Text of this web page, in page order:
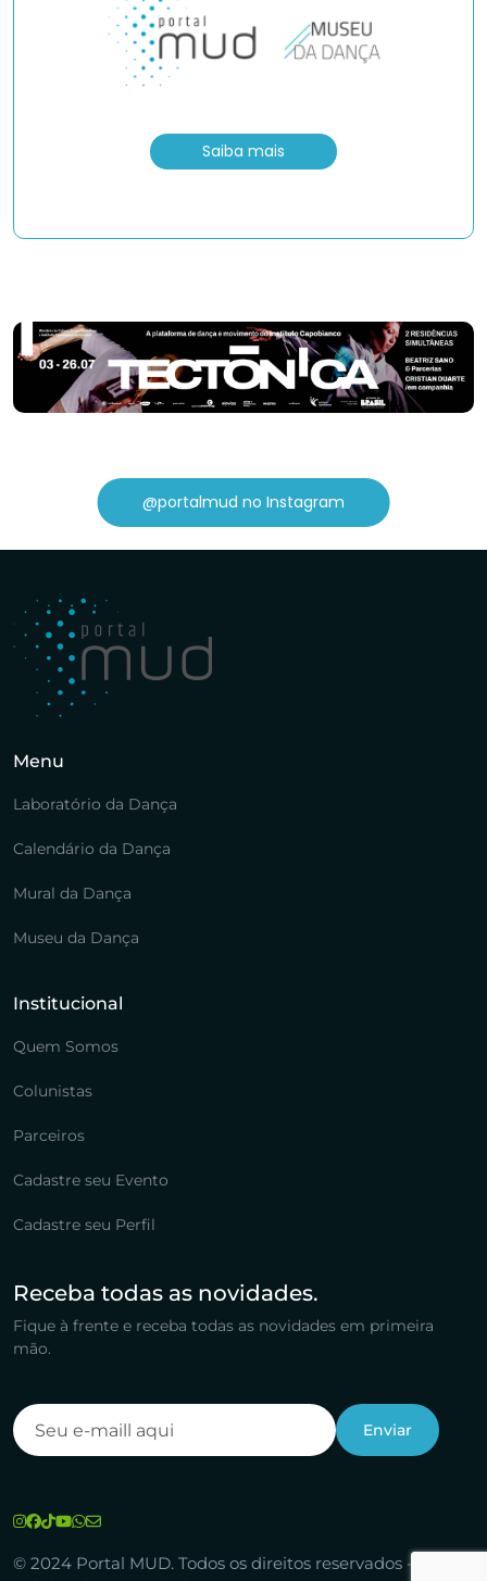
Saiba mais
@portalmud no Instagram
Menu
Laboratório da Dança
Calendário da Dança
Mural da Dança
Museu da Dança
Institucional
Quem Somos
Colunistas
Parceiros
Cadastre seu Evento
Cadastre seu Perfil
Receba todas as novidades.
Fique à frente e receba todas as novidades em primeira
mão.
© 2024 Portal MUD. Todos os direitos reservados -